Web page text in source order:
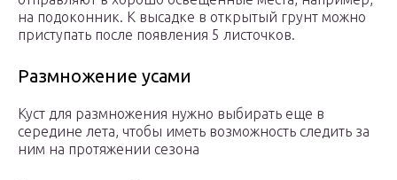
на подоконник. К высадке в открытый грунт можно
приступать после появления 5 листочков.
Размножение усами
Куст для размножения нужно выбирать еще в
середине лета, чтобы иметь возможность следить за
ним на протяжении сезона